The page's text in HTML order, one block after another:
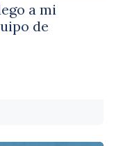
a mi
de